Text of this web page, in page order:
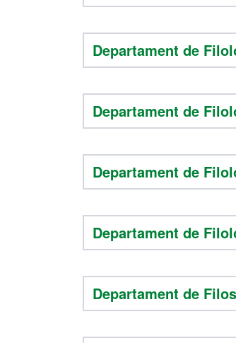
Departament de
Departament de
Departament de
Departament de
Departament de